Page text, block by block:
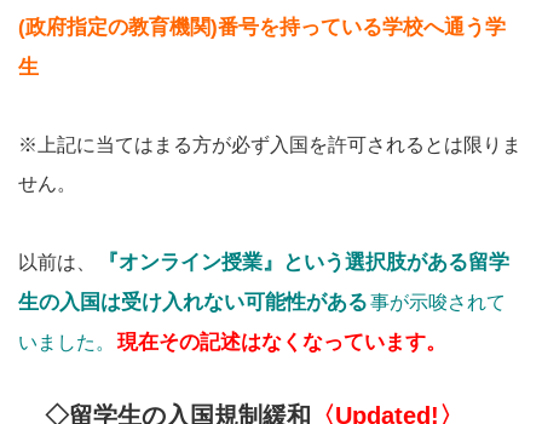
(政府指定の教育機関)番号を持っている学校へ通う学
生
※上記に当てはまる方が必ず入国を許可されるとは限りま
せん。
以前は、
『オンライン授業』という選択肢がある留学
生の入国は受け入れない可能性がある事が示唆されて
いました。
現在その記述はなくなっています。
◇留学生の入国規制緩和 〈Updated!〉